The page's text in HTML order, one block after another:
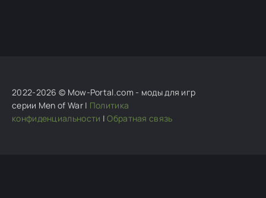
2022-2026 © Mow-Portal.com - моды для игр
серии Men of War | Политика
конфиденциальности |Обратная связь